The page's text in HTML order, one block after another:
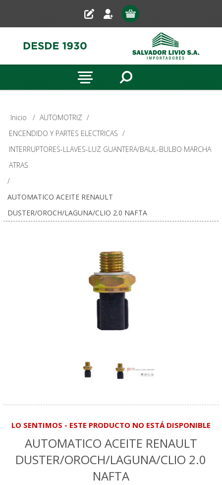
Inicio / AUTOMOTRIZ /
ENCENDIDO Y PARTES ELECTRICAS /
INTERRUPTORES-LLAVES-LUZ GUANTERA/BAUL-BULBO MARCHA
ATRAS
/
AUTOMATICO ACEITE RENAULT
DUSTER/OROCH/LAGUNA/CLIO 2.0 NAFTA
LO SENTIMOS - ESTE PRODUCTO NO ESTÁ DISPONIBLE
AUTOMATICO ACEITE RENAULT
DUSTER/OROCH/LAGUNA/CLIO 2.0
NAFTA